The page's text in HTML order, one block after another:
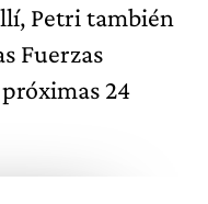
Petri también
Fuerzas
24